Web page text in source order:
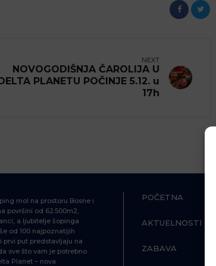
NEXT
NOVOGODIŠNJA ČAROLIJA U
PLANETU POČINJE 5.12. u
17h
mol na prostoru Bosne i
površini od 62.500m2,
a ljubitelje šopinga
od 100 najpoznatijih
put predstavljaju na
sve što vam je potrebno
Planet – nova
POČETNA
AKTUELNOSTI
ZABAVA